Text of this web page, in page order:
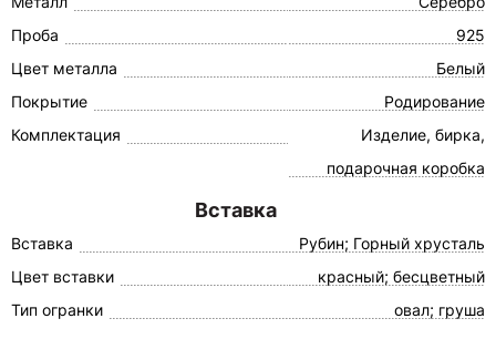
Проба
925
Цвет металла
Белый
Покрытие
Родирование
Комплектация
Изделие, бирка,
подарочная коробка
Вставка
Вставка
Рубин; Горный хрусталь
Цвет вставки
красный; бесцветный
Тип огранки
овал; груша